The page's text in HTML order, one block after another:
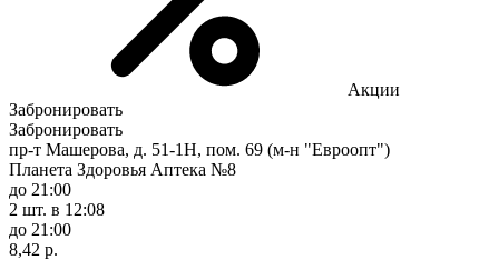
Акции
Забронировать
Забронировать
пр-т Машерова, д. 51-1Н, пом. 69 (м-н "Евроопт")
Планета Здоровья Аптека №8
до 21:00
2 шт. в 12:08
до 21:00
8,42 р.